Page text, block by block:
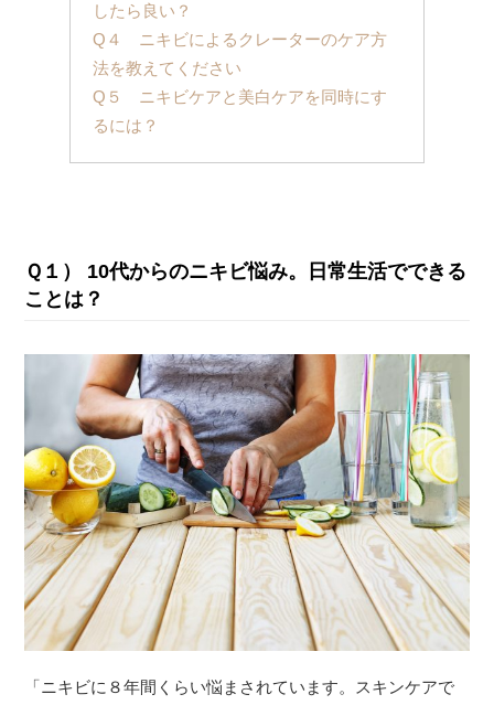
したら良い？
Q４ ニキビによるクレーターのケア方
法を教えてください
Q５ ニキビケアと美白ケアを同時にす
るには？
Ｑ１） 10代からのニキビ悩み。日常生活でできる
ことは？
「ニキビに８年間くらい悩まされています。スキンケアで